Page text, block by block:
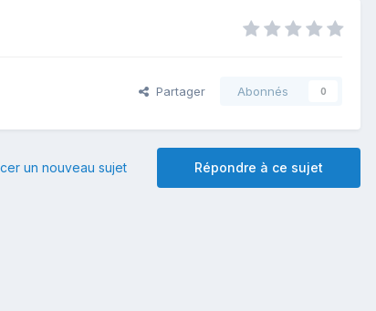
Partager Abonnés 0
Répondre à ce sujet
un nouveau sujet